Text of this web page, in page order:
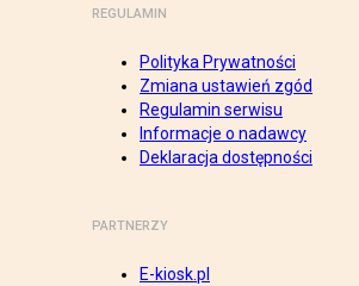
REGULAMIN
Polityka Prywatności
Zmiana ustawień zgód
Regulamin serwisu
Informacje o nadawcy
Deklaracja dostępności
PARTNERZY
E-kiosk.pl